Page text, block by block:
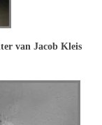
van Jacob Kleis